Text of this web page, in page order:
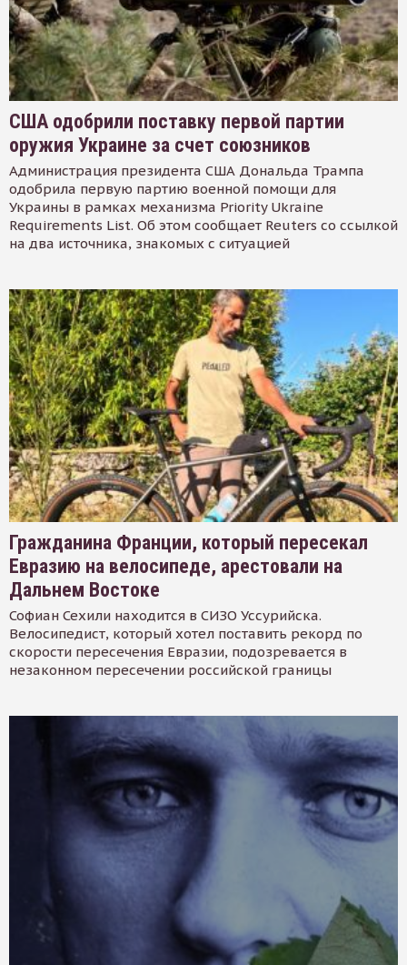
США одобрили поставку первой партии
оружия Украине за счет союзников
Администрация президента США Дональда Трампа
одобрила первую партию военной помощи для
Украины в рамках механизма Priority Ukraine
Requirements List. Об этом сообщает Reuters со ссылкой
на два источника, знакомых с ситуацией
Гражданина Франции, который пересекал
Евразию на велосипеде, арестовали на
Дальнем Востоке
Софиан Сехили находится в СИЗО Уссурийска.
Велосипедист, который хотел поставить рекорд по
скорости пересечения Евразии, подозревается в
незаконном пересечении российской границы